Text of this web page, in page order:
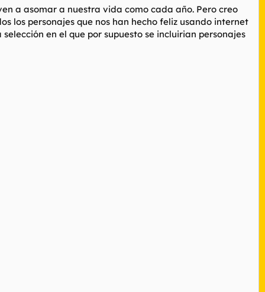
a asomar a nuestra vida como cada año. Pero creo
los personajes que nos han hecho feliz usando internet
en el que por supuesto se incluirian personajes